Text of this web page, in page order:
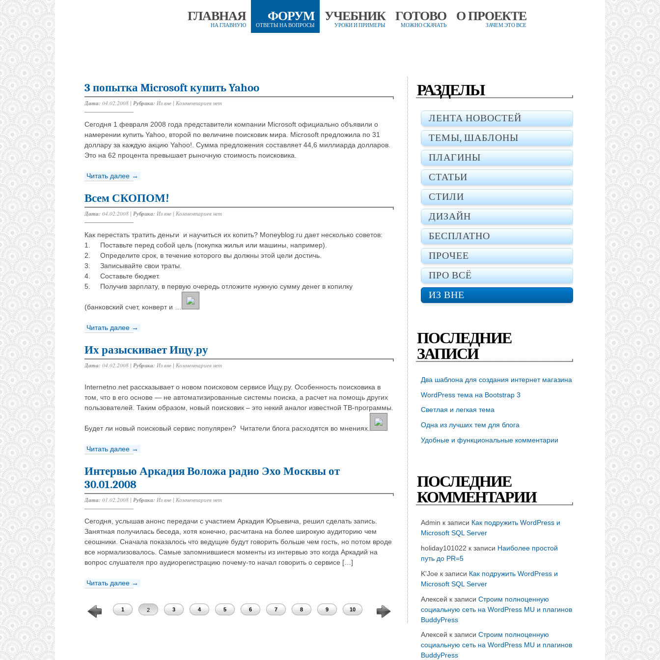
ГЛАВНАЯ
НА ГЛАВНУЮ
ФОРУМ
ОТВЕТЫ НА ВОПРОСЫ
УЧЕБНИК
УРОКИ И ПРИМЕРЫ
ГОТОВО
МОЖНО СКАЧАТЬ
О ПРОЕКТЕ
ЗАЧЕМ ЭТО ВСЕ
3 попытка Microsoft купить Yahoo
Дата: 04.02.2008 | Рубрика: Из вне | Комментариев нет
Сегодня 1 февраля 2008 года представители компании Microsoft официально объявили о
намерении купить Yahoo, второй по величине поисковик мира. Microsoft предложила по 31
доллару за каждую акцию Yahoo!. Сумма предложения составляет 44,6 миллиарда долларов.
Это на 62 процента превышает рыночную стоимость поисковика.
Читать далее →
Всем СКОПОМ!
Дата: 04.02.2008 | Рубрика: Из вне | Комментариев нет
Как перестать тратить деньги и научиться их копить? Moneyblog.ru дает несколько советов:
1. Поставьте перед собой цель (покупка жилья или машины, например).
2. Определите срок, в течение которого вы должны этой цели достичь.
3. Записывайте свои траты.
4. Составьте бюджет.
5. Получив зарплату, в первую очередь отложите нужную сумму денег в копилку
(банковский счет, конверт и …
Читать далее →
Их разыскивает Ищу.ру
Дата: 04.02.2008 | Рубрика: Из вне | Комментариев нет
Internetno.net рассказывает о новом поисковом сервисе Ищу.ру. Особенность поисковика в
том, что в его основе — не автоматизированные системы поиска, а расчет на помощь других
пользователей. Таким образом, новый поисковик – это некий аналог известной ТВ-программы.
Будет ли новый поисковый сервис популярен? Читатели блога расходятся во мнениях.
Читать далее →
Интервью Аркадия Воложа радио Эхо Москвы от
30.01.2008
Дата: 01.02.2008 | Рубрика: Из вне | Комментариев нет
Cегодня, услышав анонс передачи с участием Аркадия Юрьевича, решил сделать запись.
Занятная получилась беседа, хотя конечно, расчитана на более широкую аудиторию чем
сеошники. Сначала показалось что ведущие будут говорить больше чем гость, но потом вроде
все нормализовалось. Самые запомнившиеся моменты из интервью это когда Аркадий на
вопрос слушателя про аудиорегистрацию почему-то начал говорить о сервисе […]
Читать далее →
1 2 3 4 5 6 7 8 9 10 11 13 14 15 16 17 18
РАЗДЕЛЫ
ЛЕНТА НОВОСТЕЙ
ТЕМЫ, ШАБЛОНЫ
ПЛАГИНЫ
СТАТЬИ
СТИЛИ
ДИЗАЙН
БЕСПЛАТНО
ПРОЧЕЕ
ПРО ВСЁ
ИЗ ВНЕ
ПОСЛЕДНИЕ
ЗАПИСИ
Два шаблона для создания интернет магазина
WordPress тема на Bootstrap 3
Светлая и легкая тема
Одна из лучших тем для блога
Удобные и функциональные комментарии
ПОСЛЕДНИЕ
КОММЕНТАРИИ
Admin к записи Как подружить WordPress и
Microsoft SQL Server
holiday101022 к записи Наиболее простой
путь до PR=5
K'Joe к записи Как подружить WordPress и
Microsoft SQL Server
Алексей к записи Строим полноценную
социальную сеть на WordPress MU и плагинов
BuddyPress
Алексей к записи Строим полноценную
социальную сеть на WordPress MU и плагинов
BuddyPress